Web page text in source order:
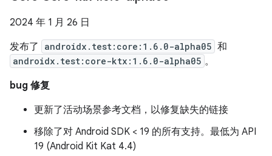
2024 年 1 月 26 日
发布了
androidx.test:core:1.6.0-alpha05 和
androidx.test:core-ktx:1.6.0-alpha05 。
bug 修复
更新了活动场景参考文档，以修复缺失的链接
移除了对 Android SDK < 19 的所有支持。最低为 API
19 (Android Kit Kat 4.4)